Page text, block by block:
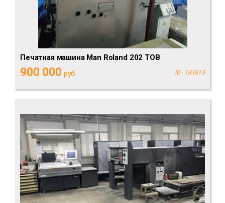
Печатная машина Man Roland 202 TOB
900 000 руб. ID - 131815